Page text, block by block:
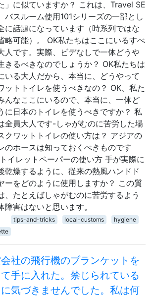
」に似ていますか？ これは、Travel SE
バスルーム使用101シリーズの一部とし
に話題になっています（時系列ではな
略可能）。 OK私たちはここにいるすべ
人です。実際、ビデなしで一体どうや
きるべきなのでしょうか？ OK私たちは
いる大人だから、本当に、どうやって
ットトイレを使うべきなの？ OK、私た
んなここにいるので、本当に、一体ど
に日本のトイレを使うべきですか？ 私
全員大人です-しゃがむのに苦労した場
クワットトイレの使い方は？ アジアの
のホースは知っておくべきものです
イレットペーパーの使い方 手が実際に
乾燥するように、従来の熱風ハンドド
ーをどのように使用しますか？ この質
、たとえばしゃがむのに苦労するよう
障害はないと思います。
tips-and-tricks local-customs
hygiene
社の飛行機のブランケットを
手に入れた。禁じられている
気づきませんでした。私は何